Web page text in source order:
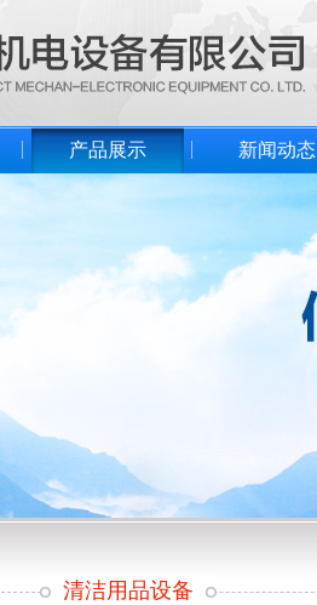
产品展示 新闻动态
清洁用品设备